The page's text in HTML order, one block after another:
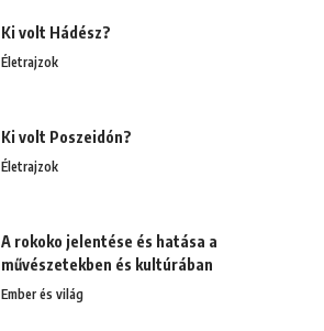
Ki volt Hádész?
Életrajzok
Ki volt Poszeidón?
Életrajzok
A rokoko jelentése és hatása a
művészetekben és kultúrában
Ember és világ